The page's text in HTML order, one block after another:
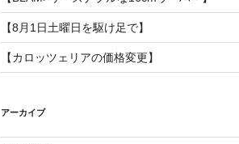
【8月1日土曜日を駆け足で】
【カロッツェリアの価格変更】
アーカイブ